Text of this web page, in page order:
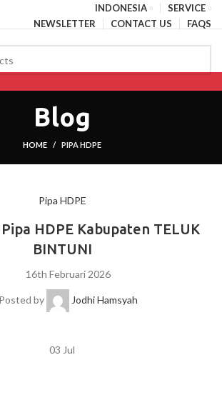
INDONESIA
SERVICE
NEWSLETTER
CONTACT US FAQS
Blog
HOME PIPA HDPE
Pipa HDPE
HDPE Kabupaten TELUK
BINTUNI
16th Februari 2026
Posted by Jodhi Hamsyah
03 Jul